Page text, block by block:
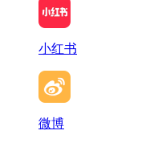
小红书
微博